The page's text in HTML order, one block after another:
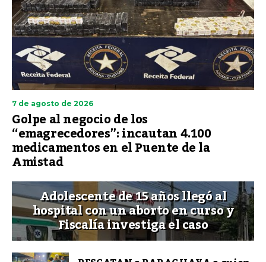
7 de agosto de 2026
Golpe al negocio de los
“emagrecedores”: incautan 4.100
medicamentos en el Puente de la
Amistad
Adolescente de 15 años llegó al
hospital con un aborto en curso y
Fiscalía investiga el caso